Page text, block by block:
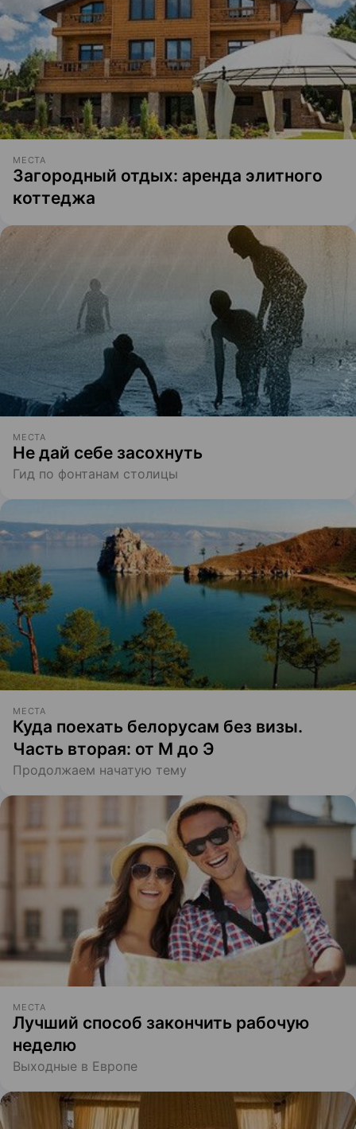
МЕСТА
Загородный отдых: аренда элитного
коттеджа
МЕСТА
Не дай себе засохнуть
Гид по фонтанам столицы
МЕСТА
Куда поехать белорусам без визы.
Часть вторая: от М до Э
Продолжаем начатую тему
МЕСТА
Лучший способ закончить рабочую
неделю
Выходные в Европе